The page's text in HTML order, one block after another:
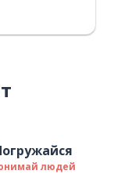
людей